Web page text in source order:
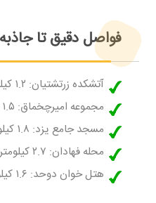
فواصل دقیق تا
آتشکده زرتشتیان: ۱.۲ کیلومتر (۴ دقیقه خودرو)
مجموعه امیرچخماق: ۱.۵ کیلومتر (۲۰ دقیقه پیاده)
مسجد جامع یزد: ۱.۸ کیلومتر
محله فهادان: ۲.۷ کیلومتر
هتل خوان دوحد: ۱.۶ کیلومتر